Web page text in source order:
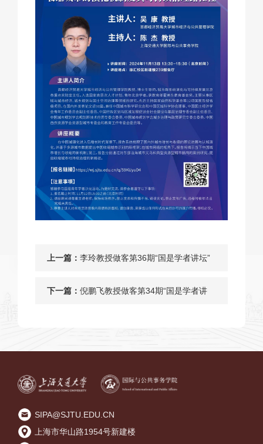
上一篇： 李玲教授做客第36期“国是学者讲坛”
下一篇： 倪鹏飞教授做客第34期“国是学者讲
SIPA@SJTU.EDU.CN
上海市华山路1954号新建楼